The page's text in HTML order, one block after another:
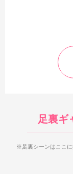
足裏ギ
※足裏シーンはここに